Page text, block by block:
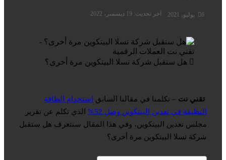
6 يوليو، 2021 آخر تحديث: 19 ديسمبر، 2022
هل ستقبل شركة تسلا البيتكوين مرة أخرى؟
تقني نت – تكلمنا في مقالنا السابق
استخدام الطاقة
النظيفة في تعدين البيتكوين وصل 52%
الذي تكلم عن تقرير
مجلس تعدين البيتكوين، وفي هذا المقال سنتعرف هل ستقبل
شركة تسلا البيتكوين مرة أخرى؟